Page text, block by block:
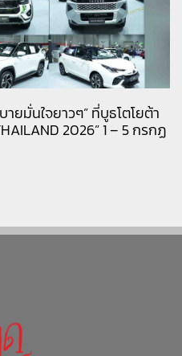
ายมั่นใจยาวๆ” ที่บูธโตโยต้า
2026” 1 – 5 กรกฏ